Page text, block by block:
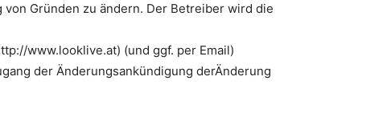
Gründen zu ändern. Der Betreiber wird die
www.looklive.at) (und ggf. per Email)
der Änderungsankündigung derÄnderung